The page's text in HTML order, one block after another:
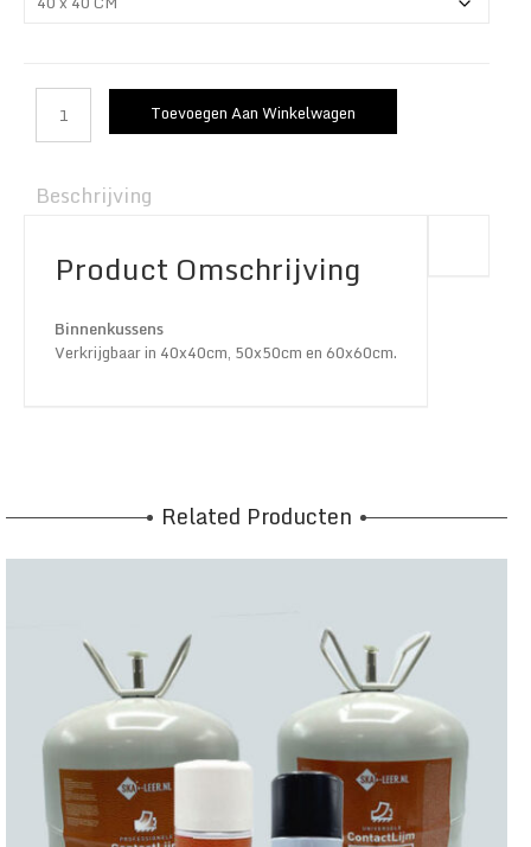
Toevoegen Aan Winkelwagen
Beschrijving
Product Omschrijving
Binnenkussens
Verkrijgbaar in 40x40cm, 50x50cm en 60x60cm.
Related Producten